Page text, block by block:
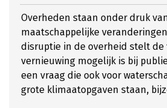
Overheden staan onder druk
maatschappelijke
disruptie in de overheid stelt de
vernieuwing mogelijk is bij
een vraag die ook voor
grote klimaatopgaven staan,